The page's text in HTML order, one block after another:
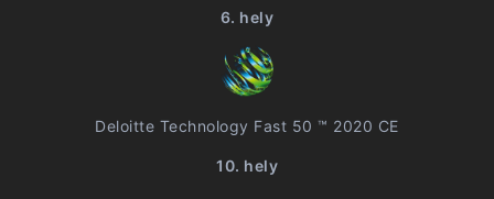
6. hely
Deloitte Technology Fast 50 ™ 2020 CE
10. hely